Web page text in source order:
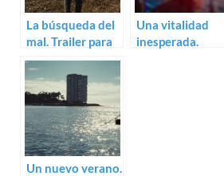
La búsqueda del
mal. Trailer para
Reedland
Una vitalidad
inesperada.
Un nuevo verano.